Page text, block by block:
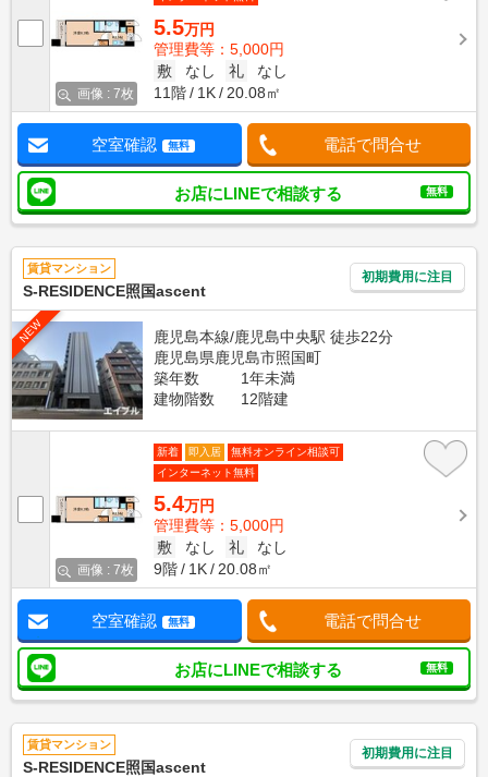
画像 : 7枚
5.5万円
管理費等：5,000円
敷
なし 礼
なし
11階
1K 20.08㎡
空室確認 無料 電話で問合せ
お店にLINEで相談する 無料
賃貸マンション
S-RESIDENCE照国ascent
初期費用に注目
NEW
鹿児島本線/鹿児島中央駅 徒歩22分
鹿児島県鹿児島市照国町
築年数
1年未満
建物階数
12階建
画像 : 7枚
新着 即入居
無料オンライン相談可
インターネット無料
5.4万円
管理費等：5,000円
敷
なし 礼
なし
9階
1K 20.08㎡
空室確認 無料 電話で問合せ
お店にLINEで相談する 無料
賃貸マンション
S-RESIDENCE照国ascent
初期費用に注目